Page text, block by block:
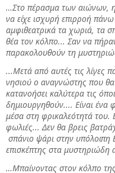
…Στο πέρασμα των αιώνων,
να είχε ισχυρή επιρροή
αμφιθεατρικά τα χωριά, τα
θέα τον κόλπο... Σαν να
παρακολουθούν τη
...Μετά από αυτές τις λίγες
νησιού ο αναγνώστης που θα
κατανοήσει καλύτερα τις
δημιουργηθούν.... Είναι ένα
μέσα στη φρικαλεότητά του.
φωλιές... Δεν θα βρεις
σπάνιο ψάρι στην υπόλοιπη
επισκέπτης στα μυστηριώδη
…Μπαίνοντας στον κόλπο